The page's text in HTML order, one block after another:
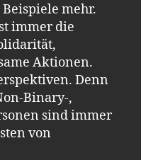
mehr.
immer die
Aktionen.
Denn
Binary-,
sind immer
von